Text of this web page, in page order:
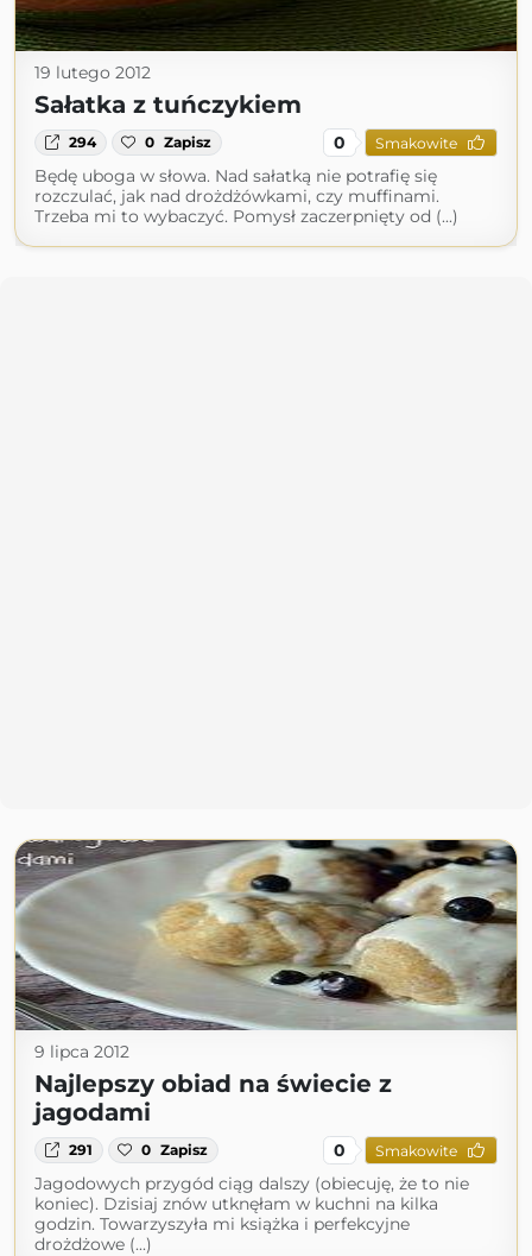
19 lutego 2012
Sałatka z tuńczykiem
294 0 Zapisz 0 Smakowite
Będę uboga w słowa. Nad sałatką nie potrafię się
rozczulać, jak nad drożdżówkami, czy muffinami.
Trzeba mi to wybaczyć. Pomysł zaczerpnięty od (...)
9 lipca 2012
Najlepszy obiad na świecie z
jagodami
291 0 Zapisz 0 Smakowite
Jagodowych przygód ciąg dalszy (obiecuję, że to nie
koniec). Dzisiaj znów utknęłam w kuchni na kilka
godzin. Towarzyszyła mi książka i perfekcyjne
drożdżowe (...)